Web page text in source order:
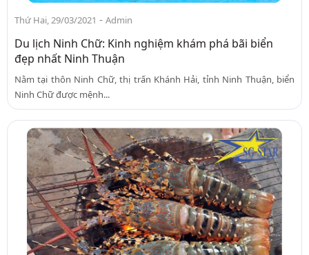
Thứ Hai, 29/03/2021 - Admin
Du lịch Ninh Chữ: Kinh nghiệm khám phá bãi biển
đẹp nhất Ninh Thuận
Nằm tại thôn Ninh Chữ, thị trấn Khánh Hải, tỉnh Ninh Thuận, biển
Ninh Chữ được mệnh...